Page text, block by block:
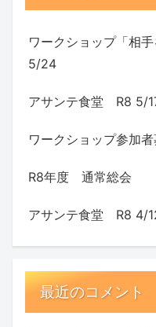
ワークショップ「相
5/24
アサンテ食堂 R8 5/17
ワークショップ参加
R8年度 通常総会
アサンテ食堂 R8 4/
最近のコメント